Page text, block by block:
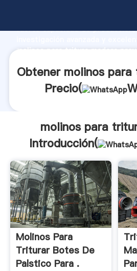
fuerte capacidad de
molinos para tritura madera
Obtener molinos
Precio(
molinos para
Introducción(
Molinos Para
Triturar Botes De
Palstico Para .